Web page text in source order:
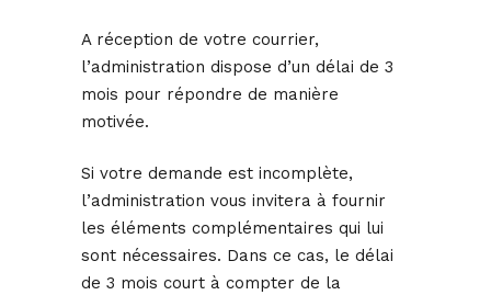
A réception de votre courrier,
l’administration dispose d’un délai de 3
mois pour répondre de manière
motivée.
Si votre demande est incomplète,
l’administration vous invitera à fournir
les éléments complémentaires qui lui
sont nécessaires. Dans ce cas, le délai
de 3 mois court à compter de la